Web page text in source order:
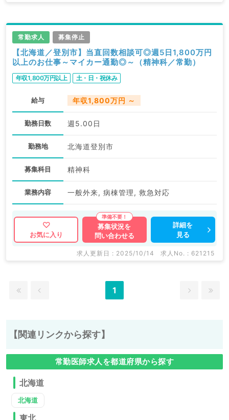
常勤求人 募集停止
【北海道／登別市】当直回数相談可◎週5日1,800万円
以上のお仕事～マイカー通勤◎～（精神科／常勤）
年収1,800万円以上 土・日・祝休み
給与 年収1,800万円 ～
勤務日数 週5.00日
勤務地 北海道登別市
募集科目 精神科
業務内容 一般外来, 病棟管理, 救急対応
お気に入り
募集状況を
問い合わせる
詳細を
見る
求人更新日 : 2025/10/14 求人No. : 621215
1
【関連リンクから探す】
常勤医師求人を都道府県から探す
北海道
北海道
東北